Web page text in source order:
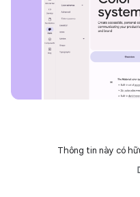
Thông tin này có